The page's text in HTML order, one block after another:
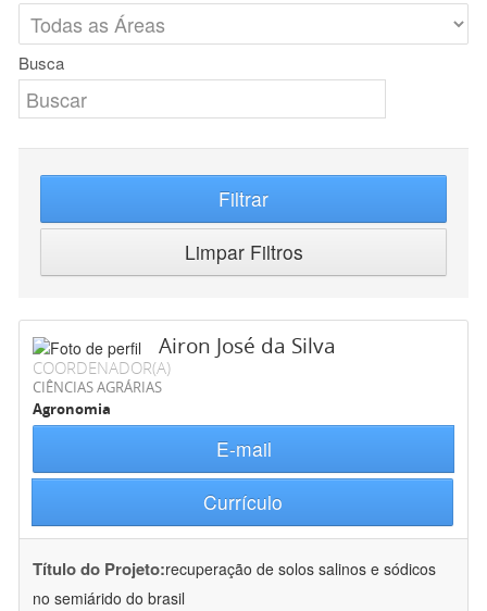
Busca
Filtrar
Limpar Filtros
Airon José da Silva
COORDENADOR(A)
CIÊNCIAS AGRÁRIAS
Agronomia
E-mail
Currículo
Título do Projeto:recuperação de solos salinos e sódicos
no semiárido do brasil